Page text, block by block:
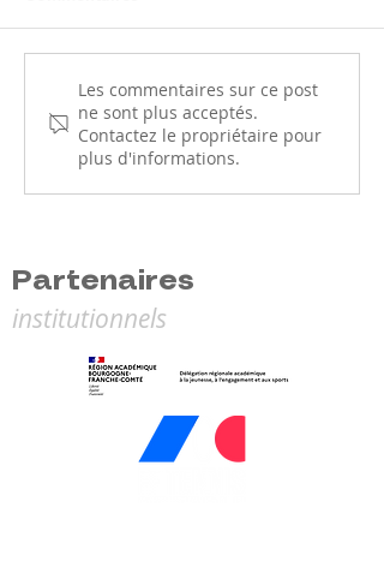
Le Parcours Prévention
Santé (PPS) : une
nouvelle étape pour
votre licence
Les commentaires sur ce post
ne sont plus acceptés.
Contactez le propriétaire pour
plus d'informations.
Partenaires
institutionnels